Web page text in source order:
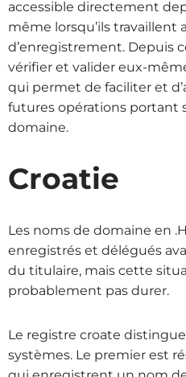
accessible directement
même lorsqu’ils travaillent
d’enregistrement. Depuis
vérifier et valider eux-
qui permet de faciliter et
futures opérations portant
domaine.
Croatie
Les noms de domaine en
enregistrés et délégués
du titulaire, mais cette
probablement pas durer.
Le registre croate
systèmes. Le premier est